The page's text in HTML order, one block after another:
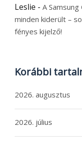
Leslie - A
minden kiderült –
fényes kijelző!
Korábbi
2026. augusztus
2026. július